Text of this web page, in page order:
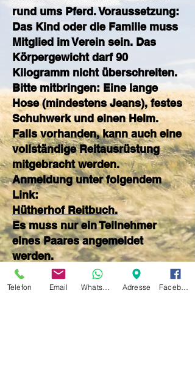
rund ums Pferd. Voraussetzung:
Das Kind oder die Familie muss
Mitglied im Verein sein. Das
Körpergewicht darf 90
Kilogramm nicht überschreiten.
Bitte mitbringen: Eine lange
Hose (mindestens Jeans), festes
Schuhwerk und einen Helm.
Falls vorhanden, kann auch eine
vollständige Reitausrüstung
mitgebracht werden.
Anmeldung unter folgendem
Link:
Hütherhof Reitbuch.
Es muss nur ein Teilnehmer
eines Paares angemeldet
werden.
Telefon Email Adresse